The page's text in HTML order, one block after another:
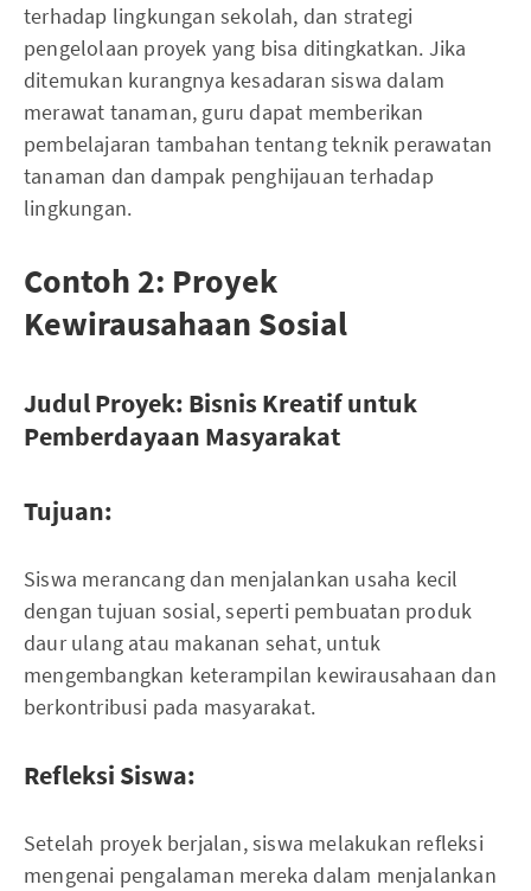
terhadap lingkungan sekolah, dan strategi
pengelolaan proyek yang bisa ditingkatkan. Jika
ditemukan kurangnya kesadaran siswa dalam
merawat tanaman, guru dapat memberikan
pembelajaran tambahan tentang teknik perawatan
tanaman dan dampak penghijauan terhadap
lingkungan.
Contoh 2: Proyek
Kewirausahaan Sosial
Judul Proyek: Bisnis Kreatif untuk
Pemberdayaan Masyarakat
Tujuan:
Siswa merancang dan menjalankan usaha kecil
dengan tujuan sosial, seperti pembuatan produk
daur ulang atau makanan sehat, untuk
mengembangkan keterampilan kewirausahaan dan
berkontribusi pada masyarakat.
Refleksi Siswa:
Setelah proyek berjalan, siswa melakukan refleksi
mengenai pengalaman mereka dalam menjalankan